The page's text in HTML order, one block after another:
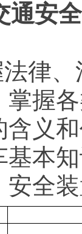
通安
律
握
义
基本
全